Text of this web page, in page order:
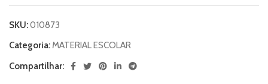
SKU:010873
Categoria:MATERIAL ESCOLAR
Compartilhar: